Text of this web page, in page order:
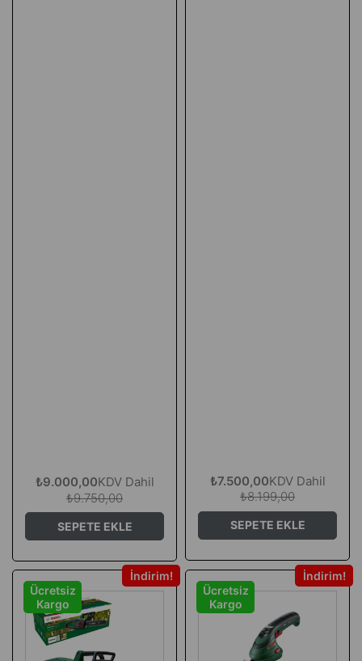
₺9.000,00KDV Dahil
₺9.750,00
SEPETE EKLE
₺7.500,00KDV Dahil
₺8.199,00
SEPETE EKLE
İndirim
Ücretsiz
Kargo
İndirim
Ücretsiz
Kargo